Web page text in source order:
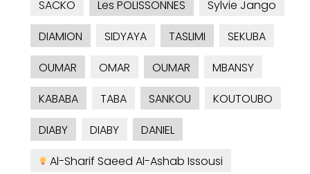
SACKO
Les POLISSONNES
Sylvie Jango
DIAMION
SIDYAYA TASLIMI
SEKUBA
OUMAR
OMAR OUMAR
MBANSY
KABABA
TABA SANKOU
KOUTOUBO
DIABY
DIABY
DANIEL
Al-Sharif Saeed Al-Ashab Issousi